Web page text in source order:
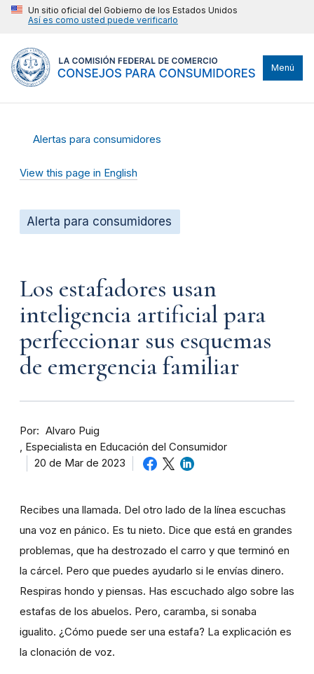
Un sitio oficial del Gobierno de los Estados Unidos
Así es como usted puede verificarlo
Menú
Alertas para consumidores
View this page in English
Alerta para consumidores
Los estafadores usan
inteligencia artificial para
perfeccionar sus esquemas
de emergencia familiar
Por
Alvaro Puig
Especialista en Educación del Consumidor
20 de Mar de 2023
Recibes una llamada. Del otro lado de la línea escuchas
una voz en pánico. Es tu nieto. Dice que está en grandes
problemas, que ha destrozado el carro y que terminó en
la cárcel. Pero que puedes ayudarlo si le envías dinero.
Respiras hondo y piensas. Has escuchado algo sobre las
estafas de los abuelos. Pero, caramba, si sonaba
igualito. ¿Cómo puede ser una estafa? La explicación es
la clonación de voz.